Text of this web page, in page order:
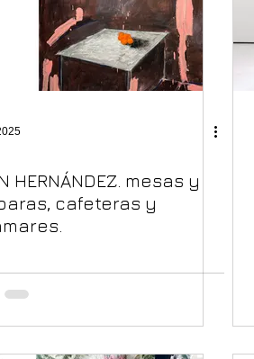
HERNÁNDEZ. mesas y
cafeteras y